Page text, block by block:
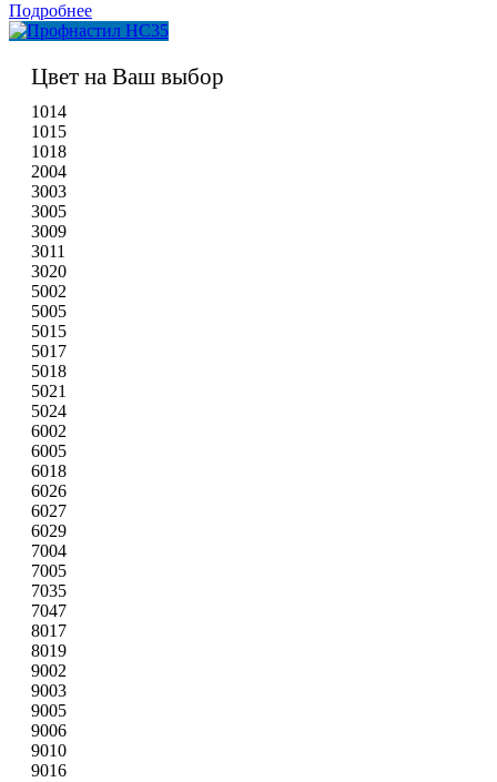
Подробнее
Цвет на Ваш выбор
1014
1015
1018
2004
3003
3005
3009
3011
3020
5002
5005
5015
5017
5018
5021
5024
6002
6005
6018
6026
6027
6029
7004
7005
7035
7047
8017
8019
9002
9003
9005
9006
9010
9016